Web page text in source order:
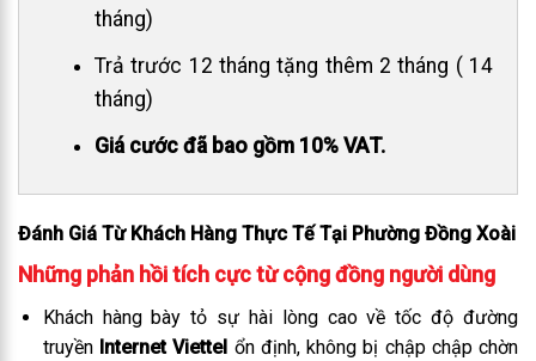
tháng)
Trả trước 12 tháng tặng thêm 2 tháng ( 14
tháng)
Giá cước đã bao gồm 10% VAT.
Đánh Giá Từ Khách Hàng Thực Tế Tại Phường Đồng Xoài
Những phản hồi tích cực từ cộng đồng người dùng
Khách hàng bày tỏ sự hài lòng cao về tốc độ đường
truyền Internet Viettel ổn định, không bị chập chập chờn